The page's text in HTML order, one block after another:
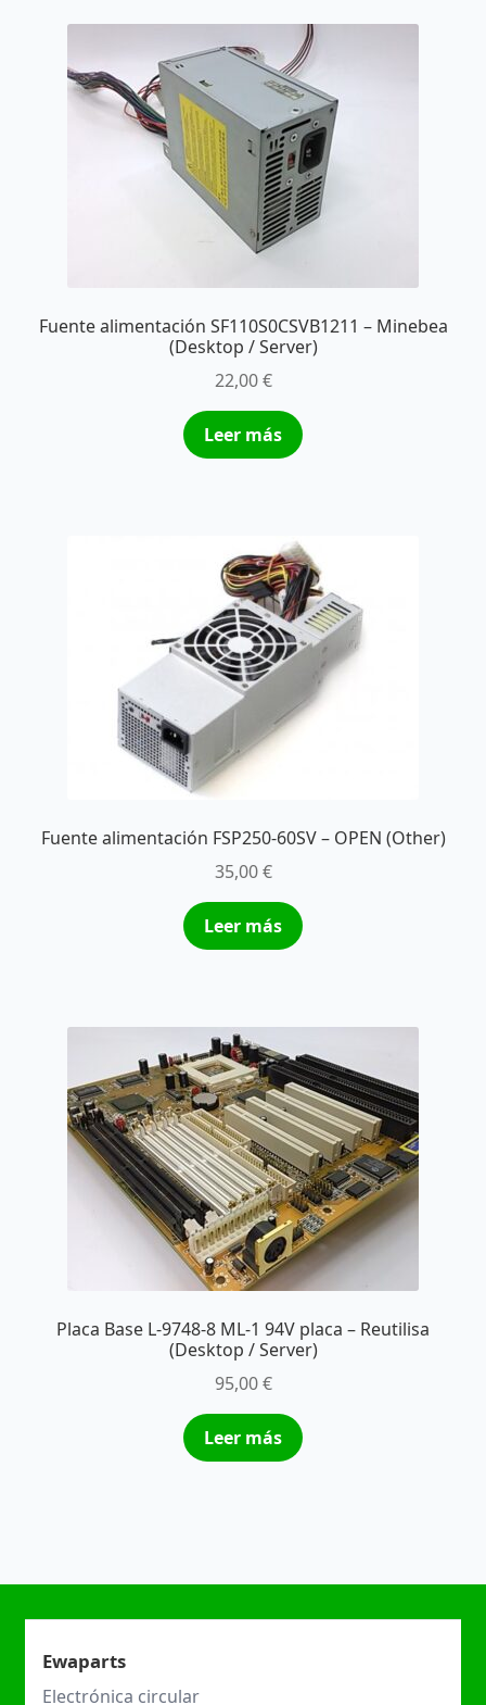
Fuente alimentación SF110S0CSVB1211 – Minebea
(Desktop / Server)
22,00€
Leer más
Fuente alimentación FSP250-60SV – OPEN (Other)
35,00€
Leer más
Placa Base L-9748-8 ML-1 94V placa – Reutilisa
(Desktop / Server)
95,00€
Leer más
Ewaparts
Electrónica circular